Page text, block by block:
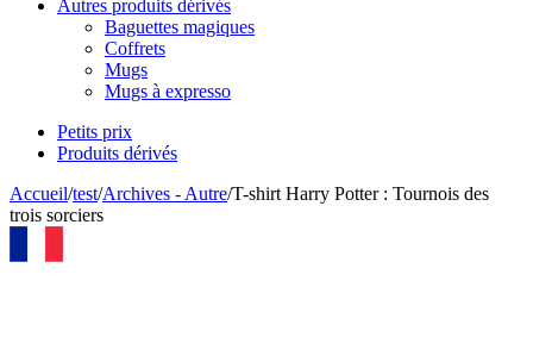
Autres produits dérivés
Baguettes magiques
Coffrets
Mugs
Mugs à expresso
Petits prix
Produits dérivés
Accueil/test/Archives - Autre/T-shirt Harry Potter : Tournois des
trois sorciers